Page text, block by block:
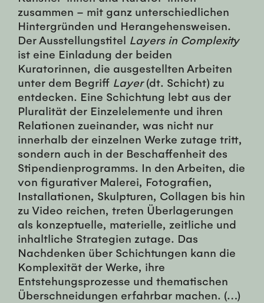
zusammen – mit ganz unterschiedlichen
Hintergründen und Herangehensweisen.
Der Ausstellungstitel Layers in Complexity
ist eine Einladung der beiden
Kuratorinnen, die ausgestellten Arbeiten
unter dem Begriff Layer(dt. Schicht) zu
entdecken. Eine Schichtung lebt aus der
Pluralität der Einzelelemente und ihren
Relationen zueinander, was nicht nur
innerhalb der einzelnen Werke zutage tritt,
sondern auch in der Beschaffenheit des
Stipendienprogramms. In den Arbeiten, die
von figurativer Malerei, Fotografien,
Installationen, Skulpturen, Collagen bis hin
zu Video reichen, treten Überlagerungen
als konzeptuelle, materielle, zeitliche und
inhaltliche Strategien zutage. Das
Nachdenken über Schichtungen kann die
Komplexität der Werke, ihre
Entstehungsprozesse und thematischen
Überschneidungen erfahrbar machen. (…)